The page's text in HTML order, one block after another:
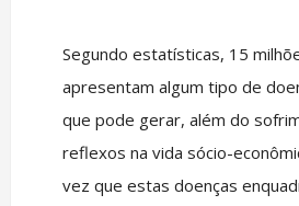
Segundo estatísticas, 15
apresentam algum tipo de
que pode gerar, além do
reflexos na vida sócio-
vez que estas doenças